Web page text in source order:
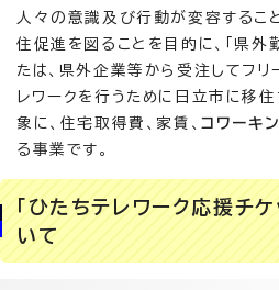
人々の意識及び行動が変容するこ
住促進を図ることを目的に、「県外
たは、県外企業等から受注してフリ
レワークを行うために日立市に移
象に、住宅取得費、家賃、コワーキ
る事業です。
「ひたちテレワーク応援チ
いて